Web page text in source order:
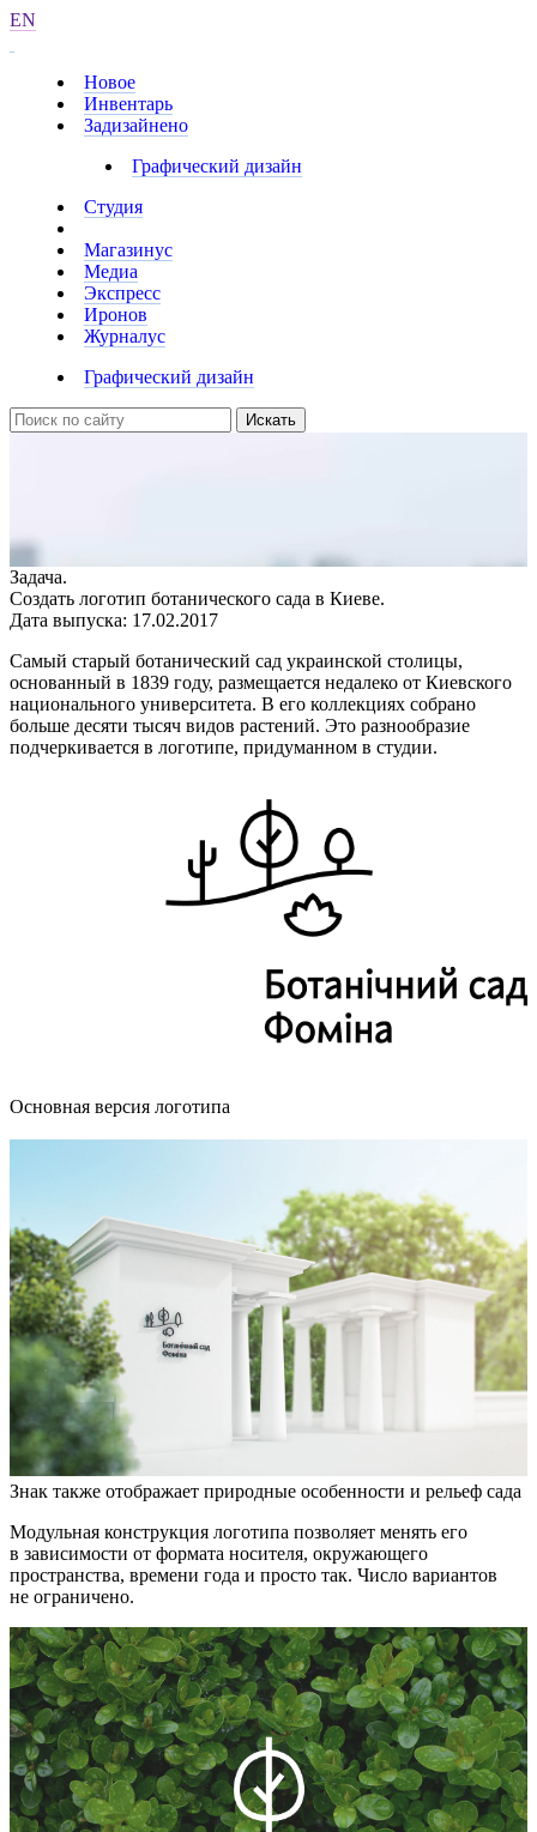
EN
Новое
Инвентарь
Задизайнено
Графический дизайн
Студия
Магазинус
Медиа
Экспресс
Иронов
Журналус
Графический дизайн
Искать
• Описание
Задача.
Создать логотип ботанического сада в Киеве.
Дата выпуска: 17.02.2017
Самый старый ботанический сад украинской столицы,
основанный в 1839 году, размещается недалеко от Киевского
национального университета. В его коллекциях собрано
больше десяти тысяч видов растений. Это разнообразие
подчеркивается в логотипе, придуманном в студии.
Основная версия логотипа
Знак также отображает природные особенности и рельеф сада
Модульная конструкция логотипа позволяет менять его
в зависимости от формата носителя, окружающего
пространства, времени года и просто так. Число вариантов
не ограничено.